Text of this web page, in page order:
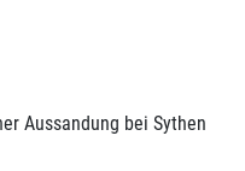
Aussandung bei Sythen